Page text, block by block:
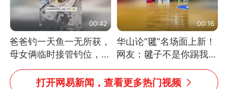
00:42
爸爸钓一天鱼一无所获，
母女俩临时接管钓位，用
玩具鱼竿钓上大鱼
00:16
华山论“毽”名场面上新！
网友：毽子不是你踢我
捡，我踢你捡吗
打开网易新闻，查看更多热门视频